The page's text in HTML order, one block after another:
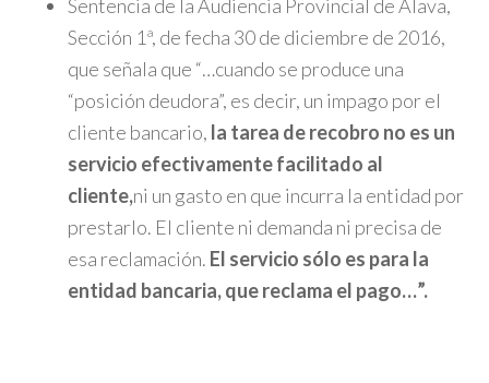
Sentencia de la Audiencia Provincial de Álava,
Sección 1ª, de fecha 30 de diciembre de 2016,
que señala que “…cuando se produce una
“posición deudora”, es decir, un impago por el
cliente bancario, la tarea de recobro no es un
servicio efectivamente facilitado al
cliente,ni un gasto en que incurra la entidad por
prestarlo. El cliente ni demanda ni precisa de
esa reclamación. El servicio sólo es para la
entidad bancaria, que reclama el pago…”.